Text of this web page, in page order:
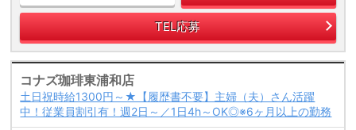
TEL応募
コナズ珈琲東浦和店
土日祝時給1300円～★【履歴書不要】主婦（夫）さん活躍
中！従業員割引有！週2日～／1日4h～OK◎※6ヶ月以上の勤務